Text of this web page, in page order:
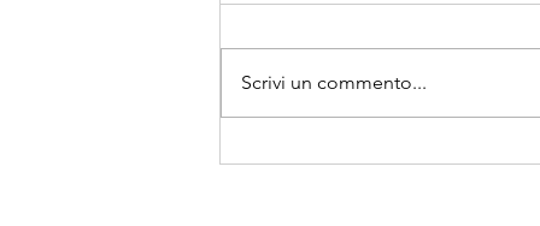
CON CHI STAI NAVIGANDO?
Scrivi un commento...